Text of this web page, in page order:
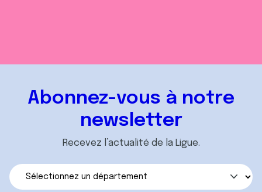
Abonnez-vous à notre
newsletter
Recevez l’actualité de la Ligue.